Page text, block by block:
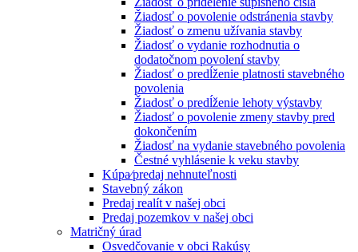
Žiadosť o povolenie odstránenia stavby
Žiadosť o zmenu užívania stavby
Žiadosť o vydanie rozhodnutia o
dodatočnom povolení stavby
Žiadosť o predĺženie platnosti stavebného
povolenia
Žiadosť o predĺženie lehoty výstavby
Žiadosť o povolenie zmeny stavby pred
dokončením
Žiadosť na vydanie stavebného povolenia
Čestné vyhlásenie k veku stavby
Kúpa⁄predaj nehnuteľnosti
Stavebný zákon
Predaj realít v našej obci
Predaj pozemkov v našej obci
Matričný úrad
Osvedčovanie v obci Rakúsy